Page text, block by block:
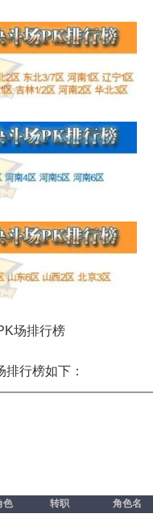
场排行榜
行榜如下：